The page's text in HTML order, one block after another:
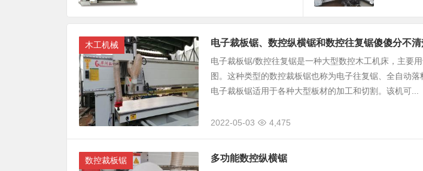
木工机械 电子裁板锯、数控纵横锯和数控往复锯傻傻分不清
电子裁板锯/数控往复锯是一种大型数控木工机床，主要
图。这种类型的数控裁板锯也称为电子往复锯、全自动落
电子裁板锯适用于各种大型板材的加工和切割。该机可...
2022-05-03 4,475
数控裁板锯 多功能数控纵横锯